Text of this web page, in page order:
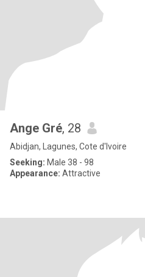
Ange Gré, 28
Abidjan, Lagunes, Cote d'Ivoire
Seeking: Male 38 - 98
Appearance: Attractive